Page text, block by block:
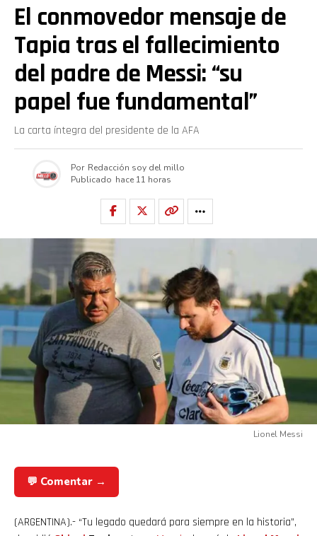
El conmovedor mensaje de
Tapia tras el fallecimiento
del padre de Messi: “su
papel fue fundamental”
La carta íntegra del presidente de la AFA
Por Redacción soy del millo
Publicado hace 11 horas
Lionel Messi
💬 Comentar →
(ARGENTINA).- “Tu legado quedará para siempre en la historia”,